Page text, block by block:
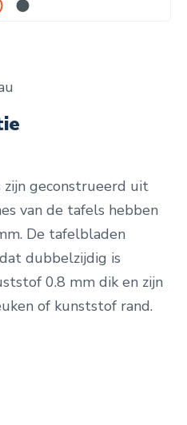
zijn geconstrueerd uit
van de tafels hebben
De tafelbladen
dubbelzijdig is
0.8 mm dik en zijn
of kunststof rand.